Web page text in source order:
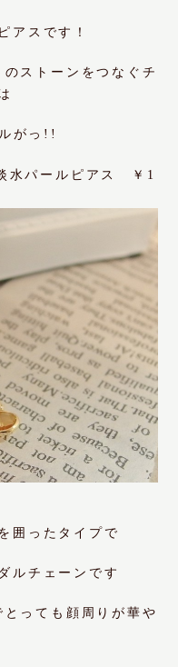
アスです！
ストーンをつなぐチ
がっ!!
水パールピアス ￥1
囲ったタイプで
ルチェーンです
っても顔周りが華や